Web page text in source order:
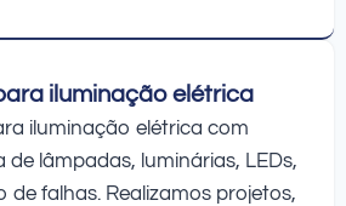
iluminação elétrica
iluminação elétrica com
lâmpadas, luminárias, LEDs,
de falhas. Realizamos projetos,